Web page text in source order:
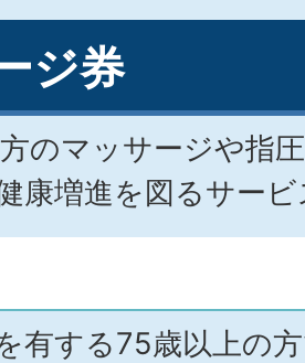
ジ券
のマッサージや指
康増進を図るサー
有する75歳以上の